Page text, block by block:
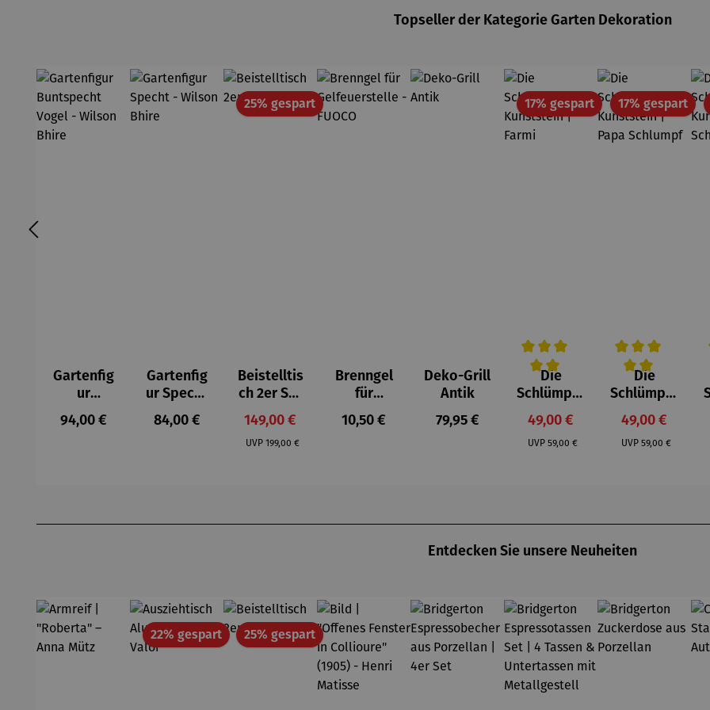
Topseller der Kategorie Garten Dekoration
Gartenfig
ur
Buntspec
ht Vogel -
Regulärer Preis:
94,00 €
Gartenfig
ur Specht
- Wilson
Bhire
Regulärer Preis:
84,00 €
25% gespartRabatt
Beistelltis
ch 2er Set
– Dalias
Verkaufspreis:
149,00 €
UVP Regulärer Preis:
199,00 €
Brenngel
für
Gelfeuerst
elle -
Regulärer Preis:
10,50 €
Deko-Grill
Antik
Regulärer Preis:
79,95 €
17% gespartRabatt
Durchschnittliche Bewertung von
Die
Schlümpfe
aus
Kunststei
n | Farmi
Verkaufspreis:
49,00 €
UVP Regulärer Preis:
59,00 €
17% gespart
Durchschnittliche
Die
Schlümpfe
aus
Kunststei
n | Papa
Verkaufspreis:
49,00 €
UVP Regulärer Preis:
59,00 €
Entdecken Sie unsere Neuheiten
22% gespartRabatt25% gespartRabatt